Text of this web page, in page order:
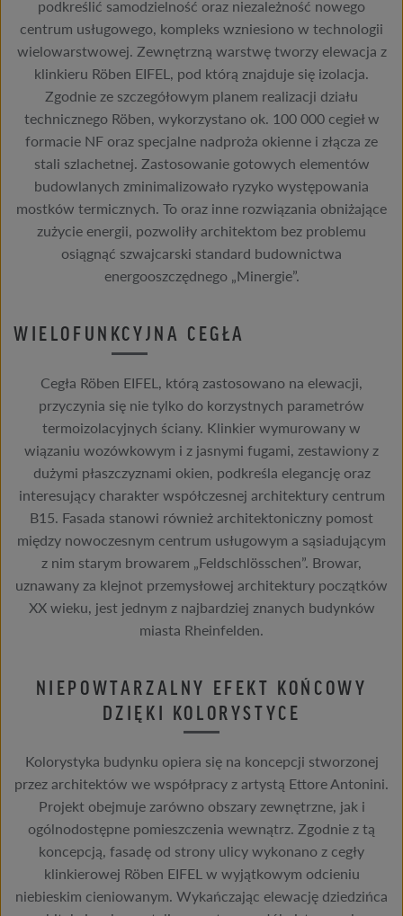
podkreślić samodzielność oraz niezależność nowego
centrum usługowego, kompleks wzniesiono w technologii
wielowarstwowej. Zewnętrzną warstwę tworzy elewacja z
klinkieru Röben EIFEL, pod którą znajduje się izolacja.
Zgodnie ze szczegółowym planem realizacji działu
technicznego Röben, wykorzystano ok. 100 000 cegieł w
formacie NF oraz specjalne nadproża okienne i złącza ze
stali szlachetnej. Zastosowanie gotowych elementów
budowlanych zminimalizowało ryzyko występowania
mostków termicznych. To oraz inne rozwiązania obniżające
zużycie energii, pozwoliły architektom bez problemu
osiągnąć szwajcarski standard budownictwa
energooszczędnego „Minergie”.
WIELOFUNKCYJNA CEGŁA
Cegła Röben EIFEL, którą zastosowano na elewacji,
przyczynia się nie tylko do korzystnych parametrów
termoizolacyjnych ściany. Klinkier wymurowany w
wiązaniu wozówkowym i z jasnymi fugami, zestawiony z
dużymi płaszczyznami okien, podkreśla elegancję oraz
interesujący charakter współczesnej architektury centrum
B15. Fasada stanowi również architektoniczny pomost
między nowoczesnym centrum usługowym a sąsiadującym
z nim starym browarem „Feldschlösschen”. Browar,
uznawany za klejnot przemysłowej architektury początków
XX wieku, jest jednym z najbardziej znanych budynków
miasta Rheinfelden.
NIEPOWTARZALNY EFEKT KOŃCOWY
DZIĘKI KOLORYSTYCE
Kolorystyka budynku opiera się na koncepcji stworzonej
przez architektów we współpracy z artystą Ettore Antonini.
Projekt obejmuje zarówno obszary zewnętrzne, jak i
ogólnodostępne pomieszczenia wewnątrz. Zgodnie z tą
koncepcją, fasadę od strony ulicy wykonano z cegły
klinkierowej Röben EIFEL w wyjątkowym odcieniu
niebieskim cieniowanym. Wykańczając elewację dziedzińca